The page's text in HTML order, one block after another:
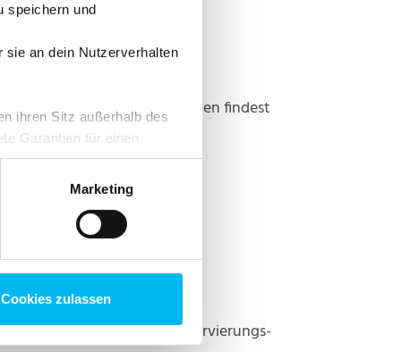
speichern und
sie an dein Nutzerverhalten
ihren Sitz außerhalb des
Garantien für einen
. Du kannst deine
Website findest.
Marketing
Cookies zulassen
zu den Zertifizierungen findest
synthetischen Farb-, Konservierungs-